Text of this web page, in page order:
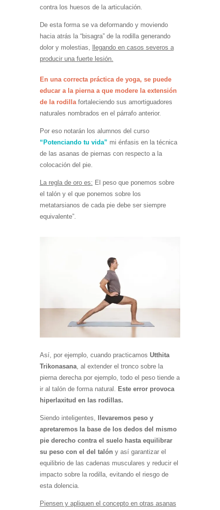
contra los huesos de la articulación.
De esta forma se va deformando y moviendo
hacia atrás la “bisagra” de la rodilla generando
dolor y molestias,
llegando en casos severos a
producir una fuerte lesión.
En una correcta práctica de yoga, se puede
educar a la pierna a que modere la extensión
de la rodillafortaleciendo sus amortiguadores
naturales nombrados en el párrafo anterior.
Por eso notarán los alumnos del curso
“Potenciando tu vida” mi énfasis en la técnica
de las asanas de piernas con respecto a la
colocación del pie.
La regla de oro es: El peso que ponemos sobre
el talón y el que ponemos sobre los
metatarsianos de cada pie debe ser siempre
equivalente”.
Así, por ejemplo, cuando practicamos Utthita
Trikonasana, al extender el tronco sobre la
pierna derecha por ejemplo, todo el peso tiende a
ir al talón de forma natural. Este error provoca
hiperlaxitud en las rodillas.
Siendo inteligentes, llevaremos peso y
apretaremos la base de los dedos del mismo
pie derecho contra el suelo hasta equilibrar
su peso con el del talón y así garantizar el
equilibrio de las cadenas musculares y reducir el
impacto sobre la rodilla, evitando el riesgo de
esta dolencia.
Piensen y apliquen el concepto en otras asanas